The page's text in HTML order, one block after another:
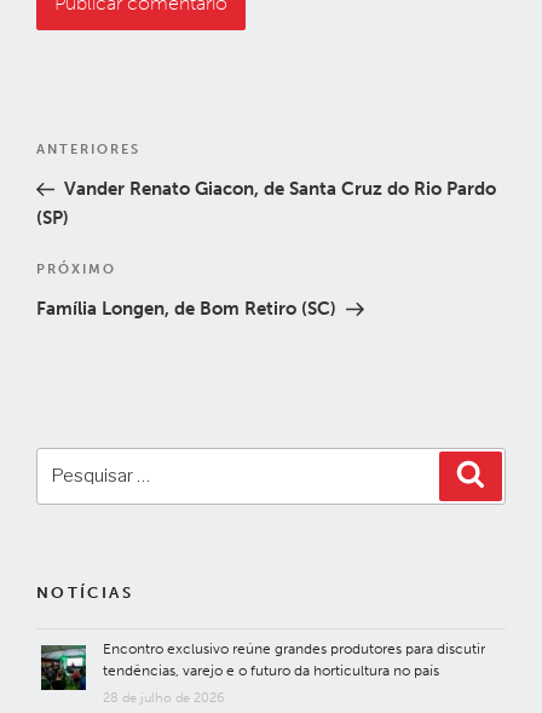
Navegação
Post
Post
anterior
ANTERIORES
Vander Renato Giacon, de Santa Cruz do Rio Pardo
(SP)
Próximo
post
PRÓXIMO
Família Longen, de Bom Retiro (SC)
NOTÍCIAS
Encontro exclusivo reúne grandes produtores para discutir
tendências, varejo e o futuro da horticultura no país
28 de julho de 2026